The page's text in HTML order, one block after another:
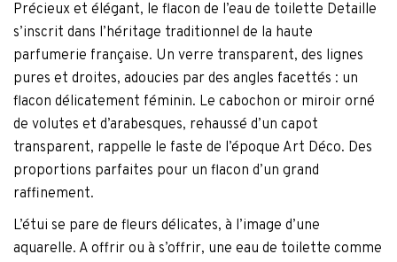
Précieux et élégant, le flacon de l’eau de toilette Detaille
s’inscrit dans l’héritage traditionnel de la haute
parfumerie française. Un verre transparent, des lignes
pures et droites, adoucies par des angles facettés : un
flacon délicatement féminin. Le cabochon or miroir orné
de volutes et d’arabesques, rehaussé d’un capot
transparent, rappelle le faste de l’époque Art Déco. Des
proportions parfaites pour un flacon d’un grand
raffinement.
L’étui se pare de fleurs délicates, à l’image d’une
aquarelle. A offrir ou à s’offrir, une eau de toilette comme